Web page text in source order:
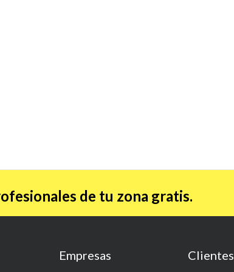
de tu zona gratis.
Empresas Clientes